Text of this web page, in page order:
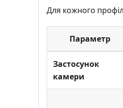
Для кожного
Параметр
Застосунок
камери